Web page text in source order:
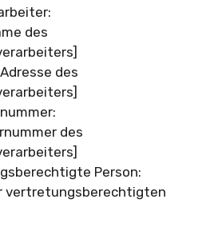
des
des
des
Person:
vertretungsberechtigten